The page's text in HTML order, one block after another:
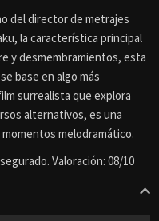
del director de metrajes
la característica principal
y desmembramientos, esta
base en algo más
surrealista que explora
alternativos, es una
melodramático.
Valoración: 08/10